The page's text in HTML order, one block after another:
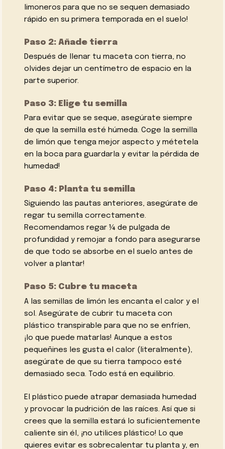
limoneros para que no se sequen demasiado
rápido en su primera temporada en el suelo!
Paso 2: Añade tierra
Después de llenar tu maceta con tierra, no
olvides dejar un centímetro de espacio en la
parte superior.
Paso 3: Elige tu semilla
Para evitar que se seque, asegúrate siempre
de que la semilla esté húmeda. Coge la semilla
de limón que tenga mejor aspecto y métetela
en la boca para guardarla y evitar la pérdida de
humedad!
Paso 4: Planta tu semilla
Siguiendo las pautas anteriores, asegúrate de
regar tu semilla correctamente.
Recomendamos regar ¼ de pulgada de
profundidad y remojar a fondo para asegurarse
de que todo se absorbe en el suelo antes de
volver a plantar!
Paso 5: Cubre tu maceta
A las semillas de limón les encanta el calor y el
sol. Asegúrate de cubrir tu maceta con
plástico transpirable para que no se enfríen,
¡lo que puede matarlas! Aunque a estos
pequeñines les gusta el calor (literalmente),
asegúrate de que su tierra tampoco esté
demasiado seca. Todo está en equilibrio.
El plástico puede atrapar demasiada humedad
y provocar la pudrición de las raíces. Así que si
crees que la semilla estará lo suficientemente
caliente sin él, ¡no utilices plástico! Lo que
quieres evitar es sobrecalentar tu planta y, en